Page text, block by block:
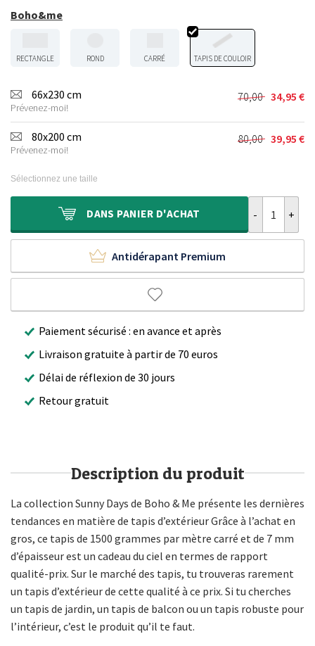
Boho&me
RECTANGLE ROND CARRÉ TAPIS DE COULOIR
66x230 cm
Prévenez-moi!
70,00
Le
prix
initial
était :
34,95 €
Le
prix
actuel
est :
80x200 cm
Prévenez-moi!
80,00
Le
80,00 €.
39,95 €
Le
39,95 €.
Sélectionnez une taille
DANS PANIER D'ACHAT
Antidérapant Premium
Paiement sécurisé : en avance et après
Livraison gratuite à partir de 70 euros
Délai de réflexion de 30 jours
Retour gratuit
Description du produit
La collection Sunny Days de Boho & Me présente les dernières
tendances en matière de tapis d’extérieur Grâce à l’achat en
gros, ce tapis de 1500 grammes par mètre carré et de 7 mm
d’épaisseur est un cadeau du ciel en termes de rapport
qualité-prix. Sur le marché des tapis, tu trouveras rarement
un tapis d’extérieur de cette qualité à ce prix. Si tu cherches
un tapis de jardin, un tapis de balcon ou un tapis robuste pour
l’intérieur, c’est le produit qu’il te faut.